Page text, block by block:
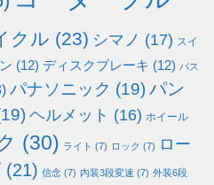
クル (23) シマノ (17) スイ
(12) ディスクブレーキ (12) バス
パナソニック (19)パン
ヘルメット (16) ホイール
(30) ライト (7) ロック (7)
ロー
(21) 信念 (7) 内装3段変速 (7) 外装6段